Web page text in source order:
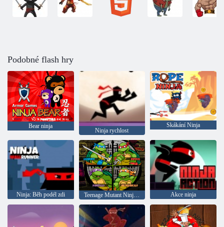
Podobné flash hry
Bear ninja
Ninja rychlost
Skákání Ninja
Ninja: Běh podél zdi Teenage Mutant Ninja Turtles: Kikin to old school Akce ninja